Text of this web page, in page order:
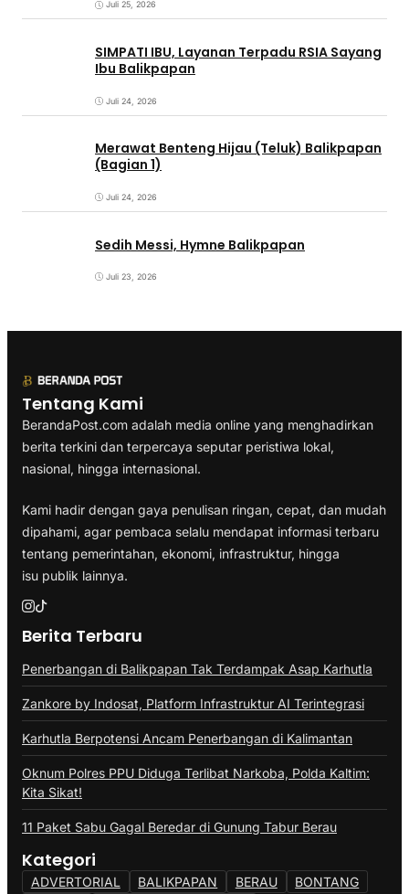
Juli 25, 2026
SIMPATI IBU, Layanan Terpadu RSIA Sayang
Ibu Balikpapan
Juli 24, 2026
Merawat Benteng Hijau (Teluk) Balikpapan
(Bagian 1)
Juli 24, 2026
Sedih Messi, Hymne Balikpapan
Juli 23, 2026
Tentang Kami
BerandaPost.com adalah media online yang menghadirkan
berita terkini dan terpercaya seputar peristiwa lokal,
nasional, hingga internasional.
Kami hadir dengan gaya penulisan ringan, cepat, dan mudah
dipahami, agar pembaca selalu mendapat informasi terbaru
tentang pemerintahan, ekonomi, infrastruktur, hingga
isu publik lainnya.
Berita Terbaru
Penerbangan di Balikpapan Tak Terdampak Asap Karhutla
Zankore by Indosat, Platform Infrastruktur AI Terintegrasi
Karhutla Berpotensi Ancam Penerbangan di Kalimantan
Oknum Polres PPU Diduga Terlibat Narkoba, Polda Kaltim:
Kita Sikat!
11 Paket Sabu Gagal Beredar di Gunung Tabur Berau
Kategori
ADVERTORIAL BALIKPAPAN BERAU BONTANG